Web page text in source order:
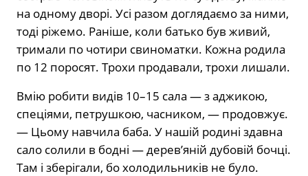
на одному дворі. Усі разом доглядаємо за ними,
тоді ріжемо. Раніше, коли батько був живий,
тримали по чотири свиноматки. Кожна родила
по 12 поросят. Трохи продавали, трохи лишали.
Вмію робити видів 10–15 сала — з аджикою,
спеціями, петрушкою, часником, — про­довжує.
— Цьому навчила баба. У нашій родині здавна
сало солили в бодні — дерев’яній дубовій бочці.
Там і зберігали, бо холодильників не було.